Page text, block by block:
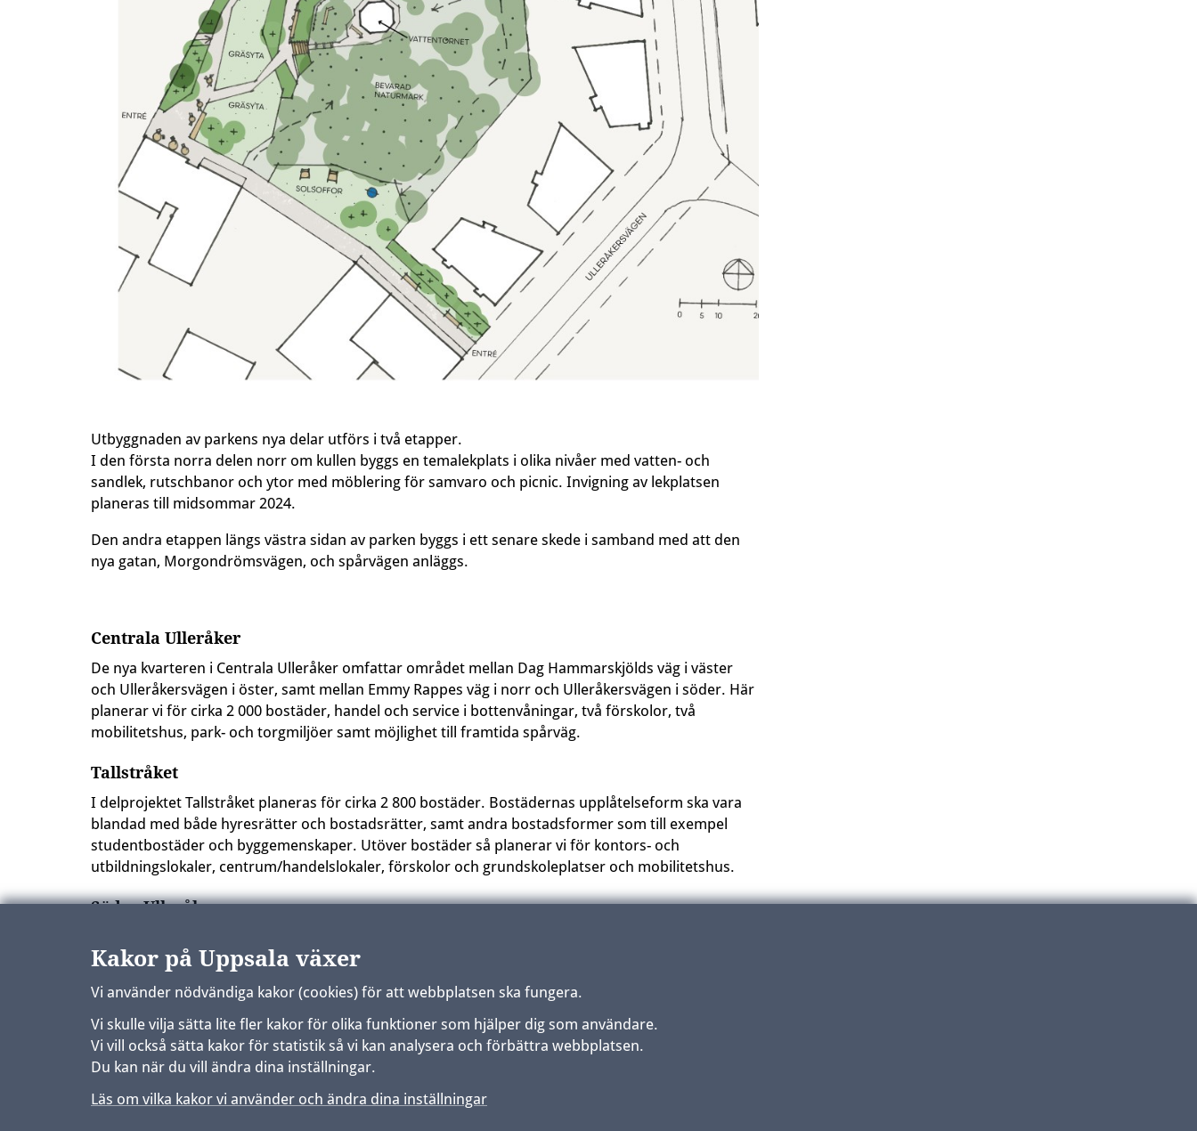
Utbyggnaden av parkens nya delar utförs i två etapper.
I den första norra delen norr om kullen byggs en temalekplats i olika nivåer med vatten- och
sandlek, rutschbanor och ytor med möblering för samvaro och picnic. Invigning av lekplatsen
planeras till midsommar 2024.
Den andra etappen längs västra sidan av parken byggs i ett senare skede i samband med att den
nya gatan, Morgondrömsvägen, och spårvägen anläggs.
Centrala Ulleråker
De nya kvarteren i Centrala Ulleråker omfattar området mellan Dag Hammarskjölds väg i väster
och Ulleråkersvägen i öster, samt mellan Emmy Rappes väg i norr och Ulleråkersvägen i söder. Här
planerar vi för cirka 2 000 bostäder, handel och service i bottenvåningar, två förskolor, två
mobilitetshus, park- och torgmiljöer samt möjlighet till framtida spårväg.
Tallstråket
I delprojektet Tallstråket planeras för cirka 2 800 bostäder. Bostädernas upplåtelseform ska vara
blandad med både hyresrätter och bostadsrätter, samt andra bostadsformer som till exempel
studentbostäder och byggemenskaper. Utöver bostäder så planerar vi för kontors- och
utbildningslokaler, centrum/handelslokaler, förskolor och grundskoleplatser och mobilitetshus.
Södra Ulleråker
Uppdaterad: 29 december 2025
Kakor på Uppsala växer
Vi använder nödvändiga kakor (cookies) för att webbplatsen ska fungera.
Vi skulle vilja sätta lite fler kakor för olika funktioner som hjälper dig som användare.
Vi vill också sätta kakor för statistik så vi kan analysera och förbättra webbplatsen.
Du kan när du vill ändra dina inställningar.
Läs om vilka kakor vi använder och ändra dina inställningar